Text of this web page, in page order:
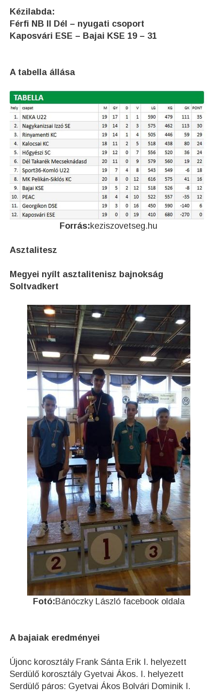
Kézilabda:
Férfi NB II Dél – nyugati csoport
Kaposvári ESE – Bajai KSE 19 – 31
A tabella állása
Forrás:keziszovetseg.hu
Asztalitesz
Megyei nyílt asztalitenisz bajnokság
Soltvadkert
Fotó:Bánóczky László facebook oldala
A bajaiak eredményei
Újonc korosztály Frank Sánta Erik I. helyezett
Serdülő korosztály Gyetvai Ákos. I. helyezett
Serdülő páros: Gyetvai Ákos Bolvári Dominik I.